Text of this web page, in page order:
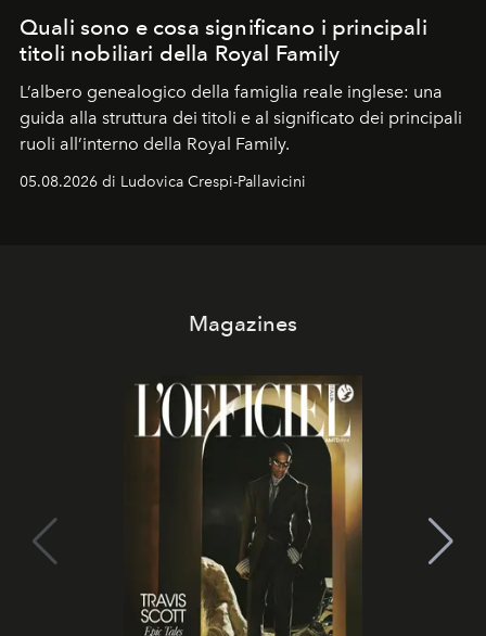
Quali sono e cosa significano i principali
titoli nobiliari della Royal Family
L’albero genealogico della famiglia reale inglese: una
guida alla struttura dei titoli e al significato dei principali
ruoli all’interno della Royal Family.
05.08.2026 di Ludovica Crespi-Pallavicini
Magazines